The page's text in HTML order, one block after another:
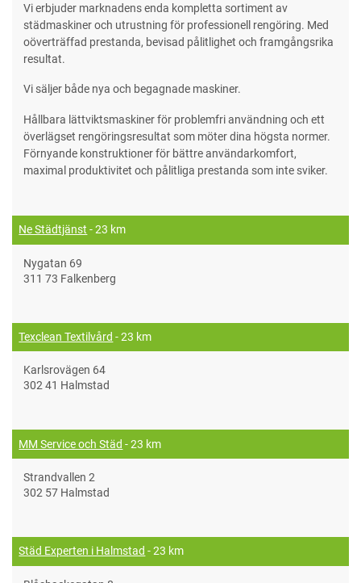
Vi erbjuder marknadens enda kompletta sortiment av
städmaskiner och utrustning för professionell rengöring. Med
oöverträffad prestanda, bevisad pålitlighet och framgångsrika
resultat.
Vi säljer både nya och begagnade maskiner.
Hållbara lättviktsmaskiner för problemfri användning och ett
överlägset rengöringsresultat som möter dina högsta normer.
Förnyande konstruktioner för bättre användarkomfort,
maximal produktivitet och pålitliga prestanda som inte sviker.
Ne Städtjänst - 23 km
Nygatan 69
311 73 Falkenberg
Texclean Textilvård - 23 km
Karlsrovägen 64
302 41 Halmstad
MM Service och Städ - 23 km
Strandvallen 2
302 57 Halmstad
Städ Experten i Halmstad - 23 km